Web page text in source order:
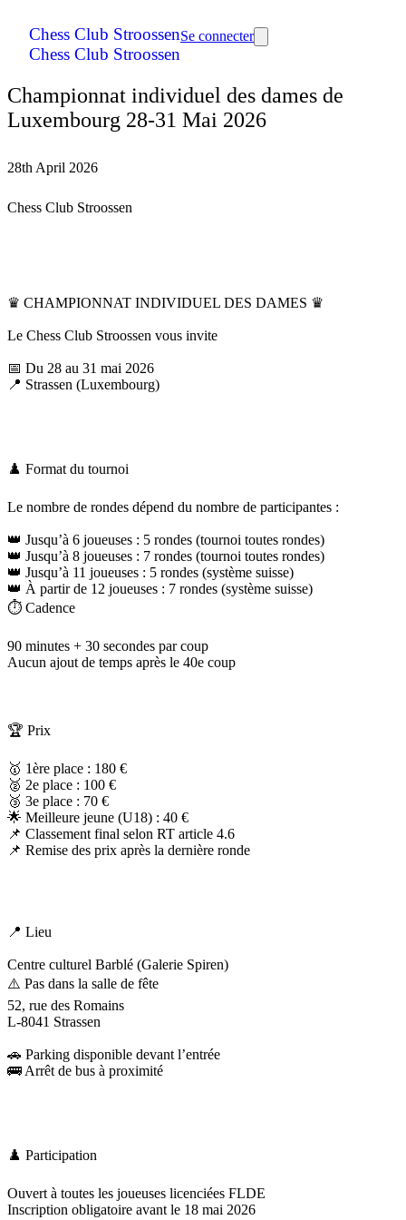
Chess Club Stroossen
Chess Club Stroossen
Se connecter
Championnat individuel des dames de
Luxembourg 28-31 Mai 2026
28th April 2026
Chess Club Stroossen
♛ CHAMPIONNAT INDIVIDUEL DES DAMES ♛
Le Chess Club Stroossen vous invite
📅 Du 28 au 31 mai 2026
📍 Strassen (Luxembourg)
♟️ Format du tournoi
Le nombre de rondes dépend du nombre de participantes :
👑 Jusqu’à 6 joueuses : 5 rondes (tournoi toutes rondes)
👑 Jusqu’à 8 joueuses : 7 rondes (tournoi toutes rondes)
👑 Jusqu’à 11 joueuses : 5 rondes (système suisse)
👑 À partir de 12 joueuses : 7 rondes (système suisse)
⏱️ Cadence
90 minutes + 30 secondes par coup
Aucun ajout de temps après le 40e coup
🏆 Prix
🥇 1ère place : 180 €
🥈 2e place : 100 €
🥉 3e place : 70 €
🌟 Meilleure jeune (U18) : 40 €
📌 Classement final selon RT article 4.6
📌 Remise des prix après la dernière ronde
📍 Lieu
Centre culturel Barblé (Galerie Spiren)
⚠️ Pas dans la salle de fête
52, rue des Romains
L-8041 Strassen
🚗 Parking disponible devant l’entrée
🚌 Arrêt de bus à proximité
♟️ Participation
Ouvert à toutes les joueuses licenciées FLDE
Inscription obligatoire avant le 18 mai 2026